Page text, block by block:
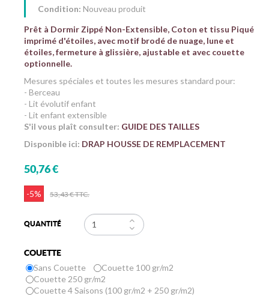
Condition: Nouveau produit
Prêt à Dormir Zippé Non-Extensible, Coton et tissu Piqué
imprimé d'étoiles, avec motif brodé de nuage, lune et
étoiles, fermeture à glissière, ajustable et avec couette
optionnelle.
Mesures spéciales et toutes les mesures standard pour:
- Berceau
- Lit évolutif enfant
- Lit enfant extensible
S'il vous plaît consulter: GUIDE DES TAILLES
Disponible ici: DRAP HOUSSE DE REMPLACEMENT
50,76 €
-5% 53,43 €TTC.
QUANTITÉ
COUETTE
Sans Couette
Couette 100 gr/m2
Couette 250 gr/m2
Couette 4 Saisons (100 gr/m2 + 250 gr/m2)